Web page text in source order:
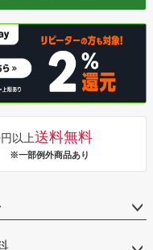
以上送料無料
※一部例外商品あり